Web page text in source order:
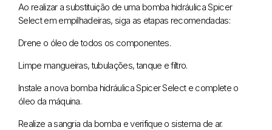
Ao realizar a substituição de uma bomba hidráulica Spicer
Select em empilhadeiras, siga as etapas recomendadas:
Drene o óleo de todos os componentes.
Limpe mangueiras, tubulações, tanque e filtro.
Instale a nova bomba hidráulica Spicer Select e complete o
óleo da máquina.
Realize a sangria da bomba e verifique o sistema de ar.